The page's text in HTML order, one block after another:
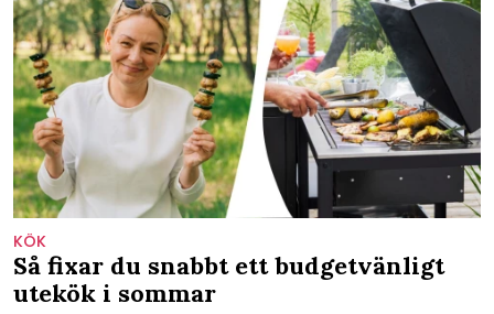
KÖK
Så fixar du snabbt ett budgetvänligt
utekök i sommar